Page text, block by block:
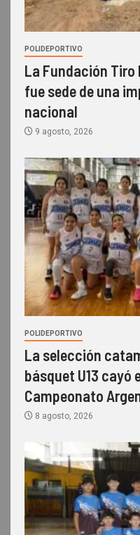
POLIDEPORTIVO
La Fundación
fue sede de una
nacional
9 agosto, 2026
POLIDEPORTIVO
La selección
básquet U13 cayó
Campeonato
8 agosto, 2026